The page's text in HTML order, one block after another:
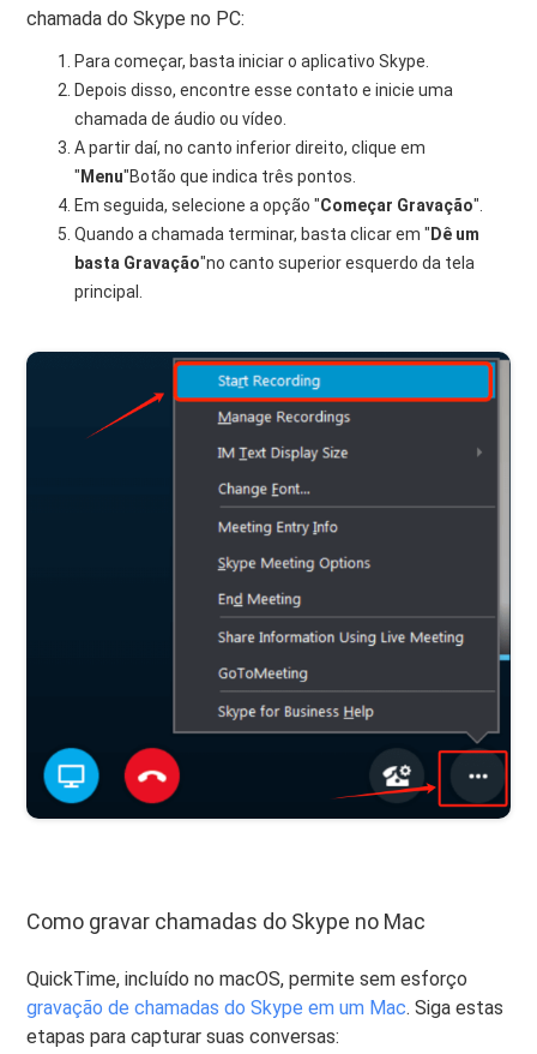
chamada do Skype no PC:
Para começar, basta iniciar o aplicativo Skype.
Depois disso, encontre esse contato e inicie uma
chamada de áudio ou vídeo.
A partir daí, no canto inferior direito, clique em
" Menu"Botão que indica três pontos.
Em seguida, selecione a opção "Começar Gravação".
Quando a chamada terminar, basta clicar em " Dê um
basta Gravação"no canto superior esquerdo da tela
principal.
Como gravar chamadas do Skype no Mac
QuickTime, incluído no macOS, permite sem esforço
gravação de chamadas do Skype em um Mac. Siga estas
etapas para capturar suas conversas: